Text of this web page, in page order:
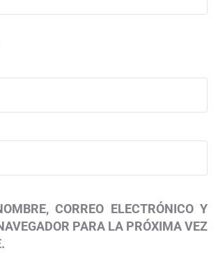
CORREO ELECTRÓNICO Y
PARA LA PRÓXIMA VEZ